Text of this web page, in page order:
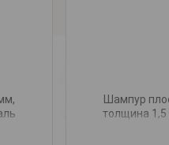
Шампур
толщина